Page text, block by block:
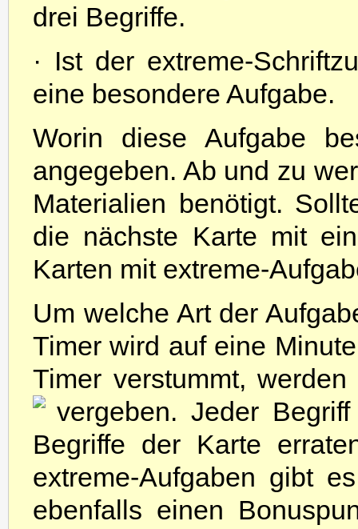
drei Begriffe.
· Ist der extreme-
eine besondere Aufgabe.
Worin diese Aufgabe
angegeben. Ab und zu
Materialien benötigt.
die nächste Karte mit
Karten mit extreme-
Um welche Art der
Timer wird auf eine
Timer verstummt,
vergeben. Jeder
Begriffe der Karte
extreme-Aufgaben gibt
ebenfalls einen